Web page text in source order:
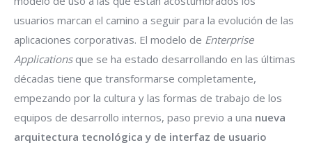
usuarios marcan el camino a seguir para la evolución de las
aplicaciones corporativas. El modelo de Enterprise
Applicationsque se ha estado desarrollando en las últimas
décadas tiene que transformarse completamente,
empezando por la cultura y las formas de trabajo de los
equipos de desarrollo internos, paso previo a una nueva
arquitectura tecnológica y de interfaz de usuario